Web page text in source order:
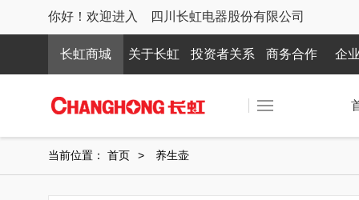
你好！欢迎进入 四川长虹电器股份有限公司
长虹商城 关于长虹 投资者关系 商务合作 企
当前位置： 首页 > 养生壶